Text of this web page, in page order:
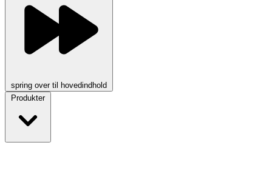
spring over til hovedindhold
Produkter